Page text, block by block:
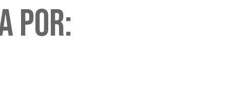
por: